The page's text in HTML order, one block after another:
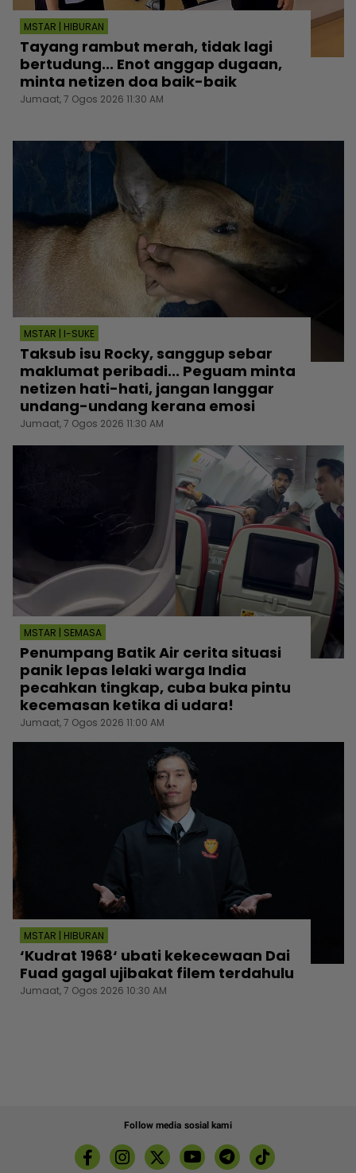
MSTAR | HIBURAN
Tayang rambut merah, tidak lagi
bertudung... Enot anggap dugaan,
minta netizen doa baik-baik
Jumaat, 7 Ogos 2026 11:30 AM
MSTAR | I-SUKE
Taksub isu Rocky, sanggup sebar
maklumat peribadi... Peguam minta
netizen hati-hati, jangan langgar
undang-undang kerana emosi
Jumaat, 7 Ogos 2026 11:30 AM
MSTAR | SEMASA
Penumpang Batik Air cerita situasi
panik lepas lelaki warga India
pecahkan tingkap, cuba buka pintu
kecemasan ketika di udara!
Jumaat, 7 Ogos 2026 11:00 AM
MSTAR | HIBURAN
‘Kudrat 1968‘ ubati kekecewaan Dai
Fuad gagal ujibakat filem terdahulu
Jumaat, 7 Ogos 2026 10:30 AM
Follow media sosial kami